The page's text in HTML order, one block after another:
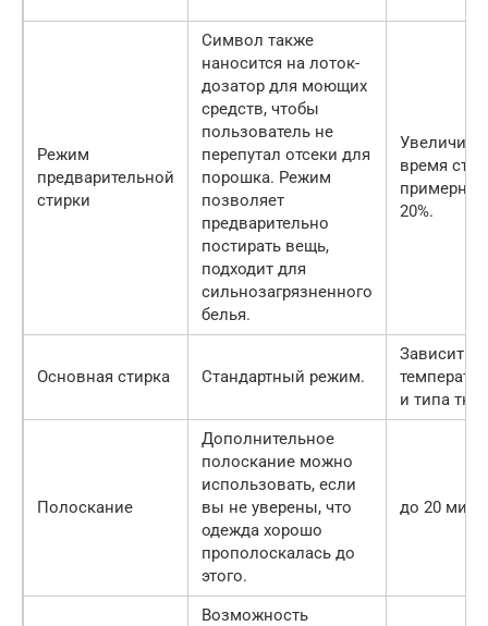
Режим
предварительной
стирки
Символ также
наносится на лоток-
дозатор для моющих
средств, чтобы
пользователь не
перепутал отсеки для
порошка. Режим
позволяет
предварительно
постирать вещь,
подходит для
сильнозагрязненного
белья.
время
примерно
20%.
Основная стирка Стандартный режим.
Зависит от
и типа
Полоскание
Дополнительное
полоскание можно
использовать, если
вы не уверены, что
одежда хорошо
прополоскалась до
этого.
до 20
Возможность